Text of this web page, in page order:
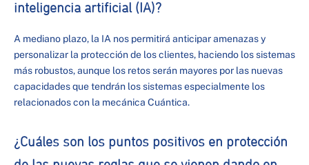
inteligencia artificial (IA)?
A mediano plazo, la IA nos permitirá anticipar amenazas y
personalizar la protección de los clientes, haciendo los sistemas
más robustos, aunque los retos serán mayores por las nuevas
capacidades que tendrán los sistemas especialmente los
relacionados con la mecánica Cuántica.
¿Cuáles son los puntos positivos en protección